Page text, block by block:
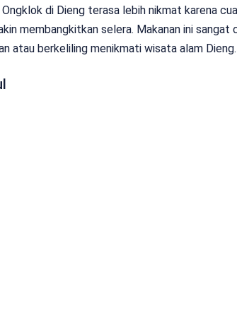
di Dieng terasa lebih nikmat karena
membangkitkan selera. Makanan ini
atau berkeliling menikmati wisata alam Dieng.